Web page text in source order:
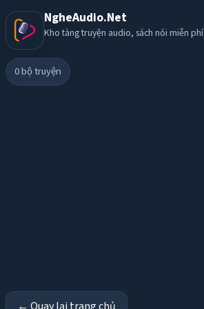
NgheAudio.Net
Kho tàng truyện audio, sách nói miễn phí
0bộ truyện